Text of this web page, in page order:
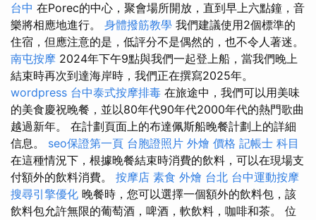
台中 在Porec的中心，聚會場所開放，直到早上六點鐘，音
樂將相應地進行。 身體撥筋教學 我們建議使用2個標準的
住宿，但應注意的是，低評分不是偶然的，也不令人著迷。
南屯按摩 2024年下午9點與我們一起登上船，當我們晚上
結束時再次到達海岸時，我們正在撰寫2025年。
wordpress 台中泰式按摩排毒 在旅途中，我們可以用美味
的美食慶祝晚餐，並以80年代90年代2000年代的熱門歌曲
越過新年。 在計劃頁面上的布達佩斯船晚餐計劃上的詳細
信息。 seo保證第一頁 台胞證照片 外燴 價格 記帳士 科目
在這種情況下，根據晚餐結束時消費的飲料，可以在現場支
付額外的飲料消費。 按摩店 素食 外燴 台北 台中運動按摩
搜尋引擎優化 晚餐時，您可以選擇一個額外的飲料包，該
飲料包允許無限的葡萄酒，啤酒，軟飲料，咖啡和茶。 位